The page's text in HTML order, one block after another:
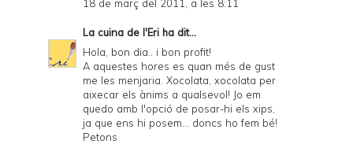
18 de març del 2011, a les 8:11
La cuina de l'Eri ha dit...
Hola, bon dia.. i bon profit!
A aquestes hores es quan més de gust
me les menjaria. Xocolata, xocolata per
aixecar els ànims a qualsevol! Jo em
quedo amb l'opció de posar-hi els xips,
ja que ens hi posem... doncs ho fem bé!
Petons